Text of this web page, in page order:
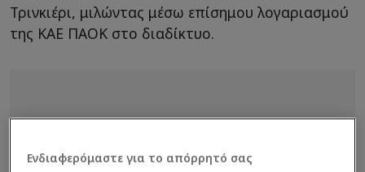
Τρινκιέρι, μιλώντας μέσω επίσημου λογαριασμού
της ΚΑΕ ΠΑΟΚ στο διαδίκτυο.
Ενδιαφερόμαστε για το απόρρητό σας